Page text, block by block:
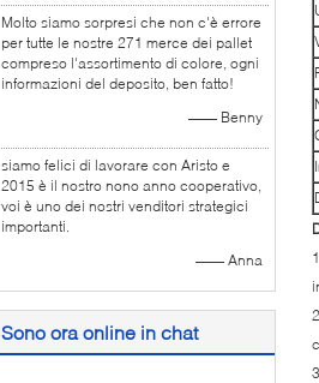
Molto siamo sorpresi che non c'è errore
per tutte le nostre 271 merce dei pallet
compreso l'assortimento di colore, ogni
informazioni del deposito, ben fatto!
—— Benny
siamo felici di lavorare con Aristo e
2015 è il nostro nono anno cooperativo,
voi è uno dei nostri venditori strategici
importanti.
—— Anna
Sono ora online in chat